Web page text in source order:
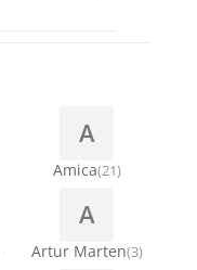
A
Amica(21)
A
Artur Marten(3)